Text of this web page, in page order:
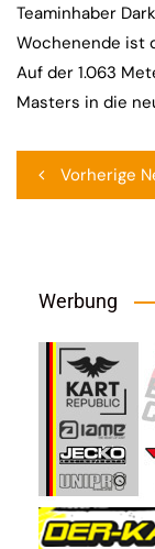
Teaminhaber
Wochenende ist
Auf der 1.063
Masters in die
Vorherige
Werbung